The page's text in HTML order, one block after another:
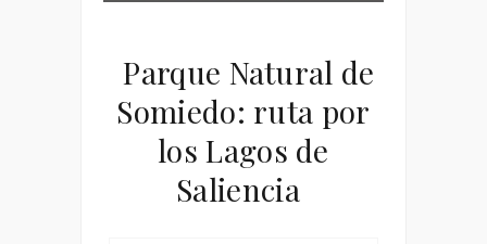
Parque Natural de
Somiedo: ruta por
los Lagos de
Saliencia